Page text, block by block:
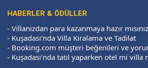
HABERLER & ÖDÜLLER
- Villanızdan para kazanmaya hazır
- Kuşadası'nda Villa Kiralama ve Tadilat
- Booking.com müşteri beğenileri ve
- Kuşadası’nda tatil yaparken otel mi villa